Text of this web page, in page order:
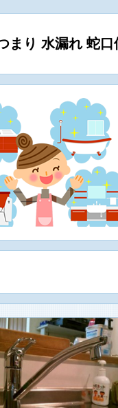
まり 水漏れ 蛇口